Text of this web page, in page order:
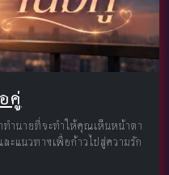
คู่
ทำนายที่จะทำให้คุณเห็นหน้าตา
ะแนวทางเพื่อก้าวไปสู่ความรัก